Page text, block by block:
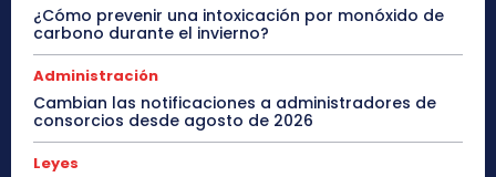
¿Cómo prevenir una intoxicación por monóxido de
carbono durante el invierno?
Administración
Cambian las notificaciones a administradores de
consorcios desde agosto de 2026
Leyes